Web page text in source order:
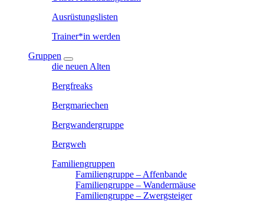
Ausrüstungslisten
Trainer*in werden
Gruppen
die neuen Alten
Bergfreaks
Bergmariechen
Bergwandergruppe
Bergweh
Familiengruppen
Familiengruppe – Affenbande
Familiengruppe – Wandermäuse
Familiengruppe – Zwergsteiger